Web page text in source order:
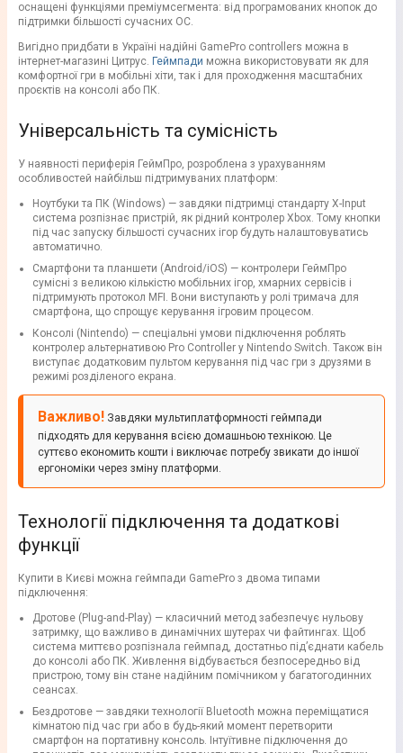
оснащені функціями преміумсегмента: від програмованих кнопок до
підтримки більшості сучасних ОС.
Вигідно придбати в Україні надійні GamePro controllers можна в
інтернет-магазині Цитрус. Геймпади можна використовувати як для
комфортної гри в мобільні хіти, так і для проходження масштабних
проєктів на консолі або ПК.
Універсальність та сумісність
У наявності периферія ГеймПро, розроблена з урахуванням
особливостей найбільш підтримуваних платформ:
Ноутбуки та ПК (Windows) — завдяки підтримці стандарту X-Input
система розпізнає пристрій, як рідний контролер Xbox. Тому кнопки
під час запуску більшості сучасних ігор будуть налаштовуватись
автоматично.
Смартфони та планшети (Android/iOS) — контролери ГеймПро
сумісні з великою кількістю мобільних ігор, хмарних сервісів і
підтримують протокол MFI. Вони виступають у ролі тримача для
смартфона, що спрощує керування ігровим процесом.
Консолі (Nintendo) — спеціальні умови підключення роблять
контролер альтернативою Pro Controller у Nintendo Switch. Також він
виступає додатковим пультом керування під час гри з друзями в
режимі розділеного екрана.
Важливо! Завдяки мультиплатформності геймпади
підходять для керування всією домашньою технікою. Це
суттєво економить кошти і виключає потребу звикати до іншої
ергономіки через зміну платформи.
Технології підключення та додаткові
функції
Купити в Києві можна геймпади GamePro з двома типами
підключення:
Дротове (Plug-and-Play) — класичний метод забезпечує нульову
затримку, що важливо в динамічних шутерах чи файтингах. Щоб
система миттєво розпізнала геймпад, достатньо під’єднати кабель
до консолі або ПК. Живлення відбувається безпосередньо від
пристрою, тому він стане надійним помічником у багатогодинних
сеансах.
Бездротове — завдяки технології Bluetooth можна переміщатися
кімнатою під час гри або в будь-який момент перетворити
смартфон на портативну консоль. Інтуїтивне підключення до